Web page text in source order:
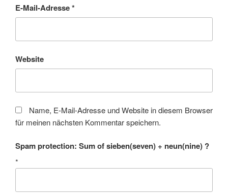
E-Mail-Adresse*
Website
Name, E-Mail-Adresse und Website in diesem Browser
für meinen nächsten Kommentar speichern.
Spam protection: Sum of sieben(seven) + neun(nine) ?
*